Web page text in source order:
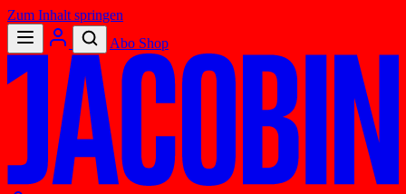
Zum Inhalt springen
Abo Shop